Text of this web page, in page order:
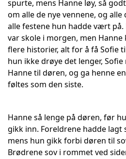
spurte, mens Hanne løy, så
om alle de nye vennene, og
alle festene hun hadde vært på.
var skole i morgen, men
flere historier, alt for å få Sofie
hun ikke drøye det lenger,
Hanne til døren, og ga henne
føltes som den siste.
Hanne så lenge på døren, før
gikk inn. Foreldrene hadde lagt
mens hun gikk forbi døren til
Brødrene sov i rommet ved